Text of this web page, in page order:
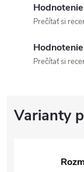
Prečítať si
Prečítať si